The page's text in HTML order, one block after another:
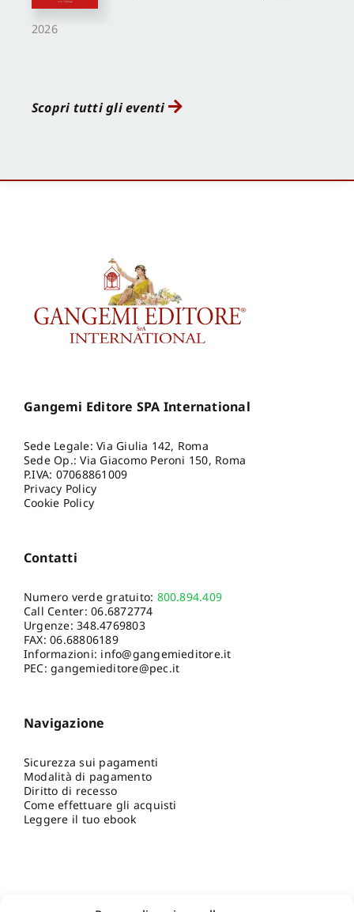
2026
Scopri tutti gli eventi
Gangemi Editore SPA International
Sede Legale: Via Giulia 142, Roma
Sede Op.: Via Giacomo Peroni 150, Roma
P.IVA: 07068861009
Privacy Policy
Cookie Policy
Contatti
Numero verde gratuito: 800.894.409
Call Center:06.6872774
Urgenze:348.4769803
FAX: 06.68806189
Informazioni: info@gangemieditore.it
PEC: gangemieditore@pec.it
Navigazione
Sicurezza sui pagamenti
Modalità di pagamento
Diritto di recesso
Come effettuare gli acquisti
Leggere il tuo ebook